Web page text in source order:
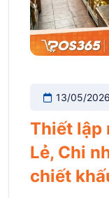
13/05/2026
Thiết lập
Lẻ, Chi
chiết